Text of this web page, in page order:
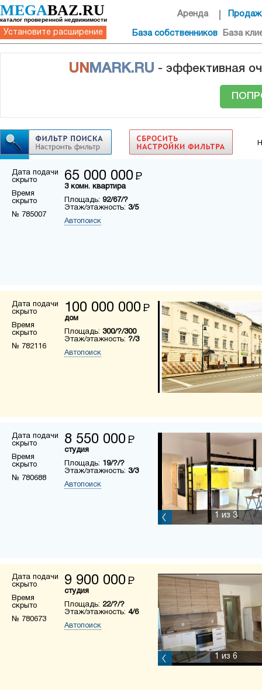
MEGABAZ.RU
каталог проверенной недвижимости
Установите расширение
Аренда
База собственников База
UN MARK.RU - эффективная
Дата подачи
скрыто
Время
скрыто
№ 785007
65 000 000 Р
3 комн. квартира
Площадь: 92/67/?
Этаж/этажность: 3/5
Автопоиск
Дата подачи
скрыто
Время
скрыто
№ 782116
100 000 000 Р
дом
Площадь: 300/?/300
Этаж/этажность: ?/3
Автопоиск
Дата подачи
скрыто
Время
скрыто
№ 780688
8 550 000 Р
студия
Площадь: 19/?/?
Этаж/этажность: 3/3
Автопоиск
1 из 3
Дата подачи
скрыто
Время
скрыто
№ 780673
9 900 000 Р
студия
Площадь: 22/?/?
Этаж/этажность: 4/6
Автопоиск
1 из 6